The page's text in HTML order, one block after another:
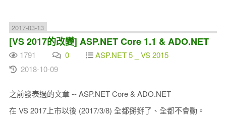
2017-03-13
[VS 2017的改變] ASP.NET Core 1.1 & ADO.NET
1791 0
ASP.NET 5 _ VS 2015
2018-10-09
之前發表過的文章 -- ASP.NET Core & ADO.NET
在 VS 2017上市以後 (2017/3/8) 全都掰掰了、全都不會動。